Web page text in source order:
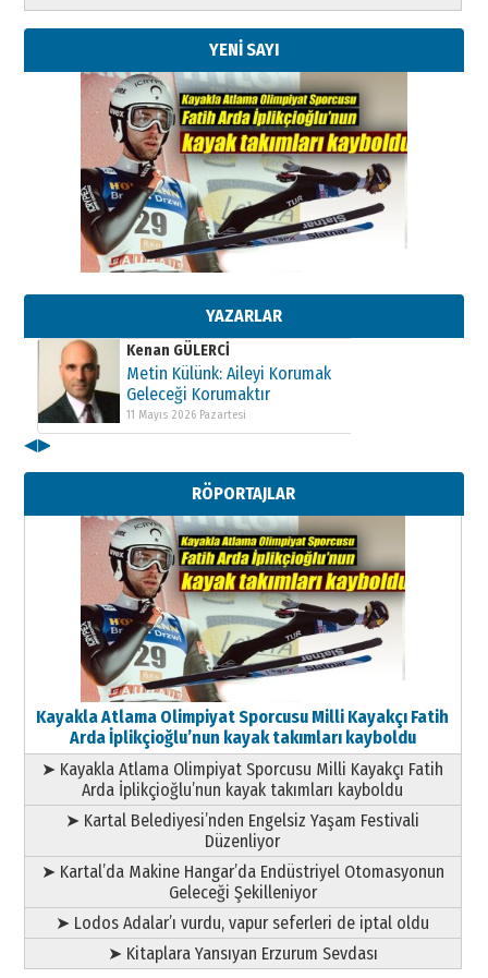
YENİ SAYI
YAZARLAR
Kenan GÜLERCİ
Metin Külünk: Aileyi Korumak
11 Mayıs 2026 Pazartesi
Kenan GÜLERCİ
Metin Külünk: Aileyi Korumak
Geleceği Korumaktır
11 Mayıs 2026 Pazartesi
Metin Külünk: Aileyi Korumak
Geleceği Korumaktır
11 Mayıs 2026 Pazartesi
◀▶
RÖPORTAJLAR
Kayakla Atlama Olimpiyat Sporcusu Milli Kayakçı Fatih
Arda İplikçioğlu’nun kayak takımları kayboldu
➤ Kayakla Atlama Olimpiyat Sporcusu Milli Kayakçı Fatih
Arda İplikçioğlu’nun kayak takımları kayboldu
➤ Kartal Belediyesi’nden Engelsiz Yaşam Festivali
Düzenliyor
➤ Kartal’da Makine Hangar’da Endüstriyel Otomasyonun
Geleceği Şekilleniyor
➤ Lodos Adalar’ı vurdu, vapur seferleri de iptal oldu
➤ Kitaplara Yansıyan Erzurum Sevdası